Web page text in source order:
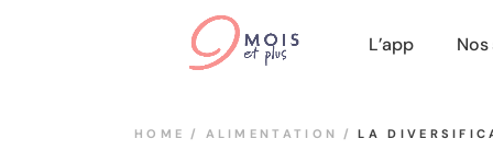
L’app Nos
Ateliers
HOME ALIMENTATION LA